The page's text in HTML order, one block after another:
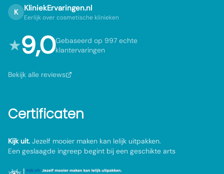
K KliniekErvaringen.nl
Eerlijk over cosmetische klinieken
★9,0Gebaseerd op 997 echte
klantervaringen
Bekijk alle reviews
Certificaten
Kijk uit. Jezelf mooier maken kan lelijk uitpakken.
Een geslaagde ingreep begint bij een geschikte arts